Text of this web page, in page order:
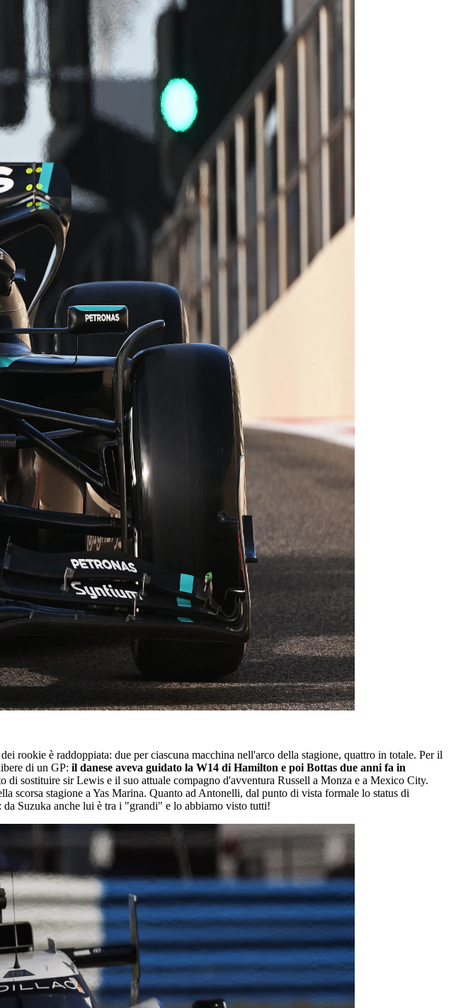
rookie è raddoppiata: due per ciascuna macchina nell'arco della stagione, quattro in totale. Per il
di un GP: il danese aveva guidato la W14 di Hamilton e poi Bottas due anni fa in
sostituire sir Lewis e il suo attuale compagno d'avventura Russell a Monza e a Mexico City.
scorsa stagione a Yas Marina. Quanto ad Antonelli, dal punto di vista formale lo status di
: da Suzuka anche lui è tra i "grandi" e lo abbiamo visto tutti!